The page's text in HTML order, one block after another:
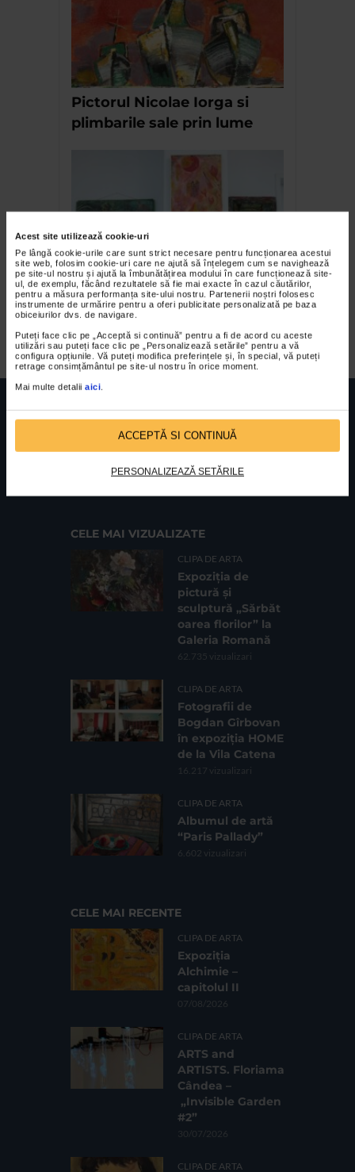
Acest site utilizează cookie-uri
Pe lângă cookie-urile care sunt strict necesare pentru funcționarea acestui
site web, folosim cookie-uri care ne ajută să înțelegem cum se navighează
pe site-ul nostru și ajută la îmbunătățirea modului în care funcționează site-
ul, de exemplu, făcând rezultatele să fie mai exacte în cazul căutărilor,
pentru a măsura performanța site-ului nostru. Partenerii noștri folosesc
instrumente de urmărire pentru a oferi publicitate personalizată pe baza
obiceiurilor dvs. de navigare.
Puteți face clic pe „Acceptă si continuă” pentru a fi de acord cu aceste
utilizări sau puteți face clic pe „Personalizează setările” pentru a vă
configura opțiunile. Vă puteți modifica preferințele și, în special, vă puteți
retrage consimțământul pe site-ul nostru în orice moment.
Mai multe detalii aici
ACCEPTĂ SI CONTINUĂ
PERSONALIZEAZĂ SETĂRILE
Pictorul Nicolae Iorga si
plimbarile sale prin lume
Daniel Craciun – expozitia
Ascensiuni si tensiuni
cromatice
Cod fiscal: 9164384Sediu social: Str. Delfinului, Nr. 6, parter Bl. 42,
CELE MAI VIZUALIZATE
CLIPA DE ARTA
Expoziția de
pictură și
sculptură „Sărbăt
oarea florilor” la
Galeria Romană
62.735 vizualizari
CLIPA DE ARTA
Fotografii de
Bogdan Gîrbovan
în expoziția HOME
de la Vila Catena
16.217 vizualizari
CLIPA DE ARTA
Albumul de artă
“Paris Pallady”
6.602 vizualizari
CELE MAI RECENTE
CLIPA DE ARTA
Expoziția
Alchimie –
capitolul II
07/08/2026
CLIPA DE ARTA
ARTS and
ARTISTS. Floriama
Cândea –
„Invisible Garden
#2”
30/07/2026
CLIPA DE ARTA